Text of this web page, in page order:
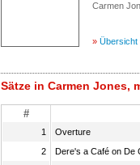
Carmen
» Übersicht
Sätze in Carmen Jones,
#
1
Overture
2
Dere's a Café on De